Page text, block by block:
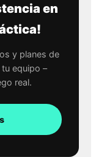
en
y planes de
equipo –
real.